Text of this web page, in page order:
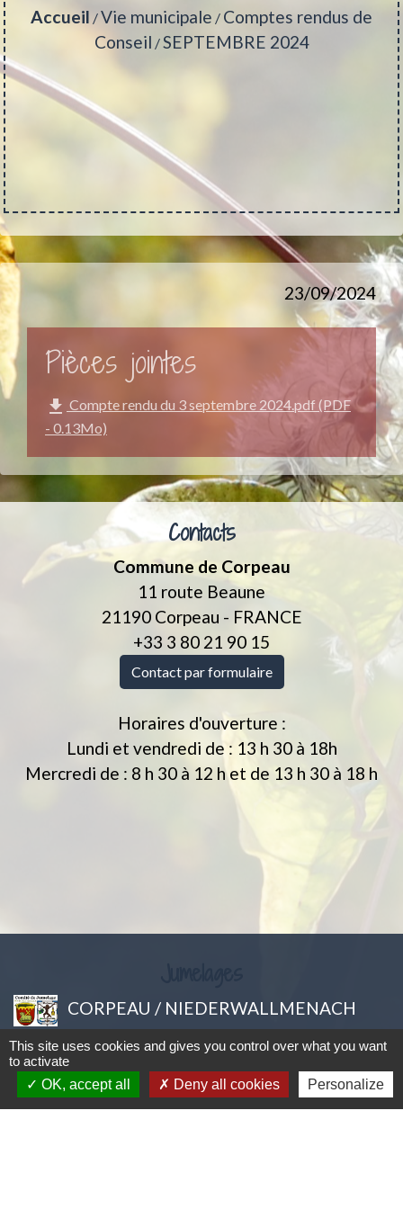
Accueil /Vie municipale / Comptes rendus de
Conseil /SEPTEMBRE 2024
23/09/2024
Pièces jointes
file_download Compte rendu du 3 septembre 2024.pdf (PDF
- 0.13Mo)
Contacts
Commune de Corpeau
11 route Beaune
21190 Corpeau - FRANCE
+33 3 80 21 90 15
Contact par formulaire
Horaires d'ouverture :
Lundi et vendredi de : 13 h 30 à 18h
Mercredi de : 8 h 30 à 12 h et de 13 h 30 à 18 h
CORPEAU / NIEDERWALLMENACH
Mentions légales
Accessibilité - Plan du site -
This site uses cookies and gives you control over what you want
to activate
OK, accept all
Deny all cookies Personalize